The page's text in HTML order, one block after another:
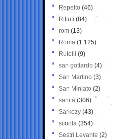
Repetto (46)
Rifiuti (84)
rom (13)
Roma (1.125)
Rutelli (9)
san gottardo (4)
San Martino (3)
San Miniato (2)
sanità (306)
Sarkozy (43)
scuola (354)
Sestri Levante (2)